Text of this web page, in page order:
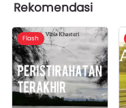
Rekomendasi
Flash